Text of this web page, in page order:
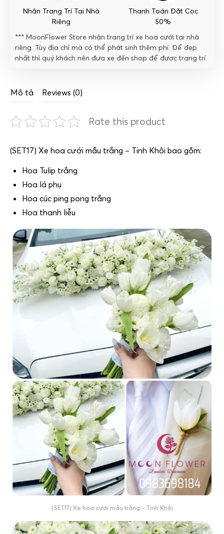
Nhận Trang Trí Tại Nhà
Riêng
Thanh Toán Đặt Cọc
50%
*** MoonFlower Store nhận trang trí xe hoa cưới tại nhà
riêng. Tùy địa chỉ mà có thể phát sinh thêm phí. Để đẹp
nhất thì quý khách nên đưa xe đến shop để được trang trí.
Mô tả Reviews (0)
Rate this product
(SET17) Xe hoa cưới mầu trắng – Tinh Khôi bao gồm:
Hoa Tulip trắng
Hoa lá phụ
Hoa cúc ping pong trắng
Hoa thanh liễu
(SET17) Xe hoa cưới mầu trắng – Tinh Khôi